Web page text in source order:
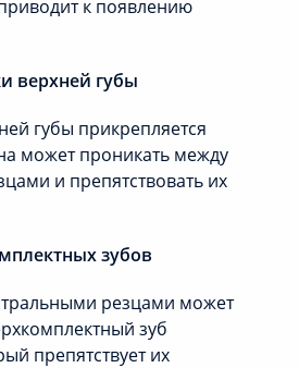
к появлению
верхней губы
губы прикрепляется
может проникать между
и препятствовать их
зубов
резцами может
зуб
препятствует их